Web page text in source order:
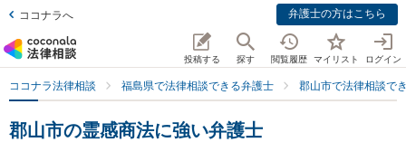
ココナラへ 弁護士の方はこちら
投稿する 探す 閲覧履歴 マイリスト ログイン
ココナラ法律相談 福島県で法律相談できる弁護士 郡山市で法律相談で
郡山市の霊感商法に強い弁護士